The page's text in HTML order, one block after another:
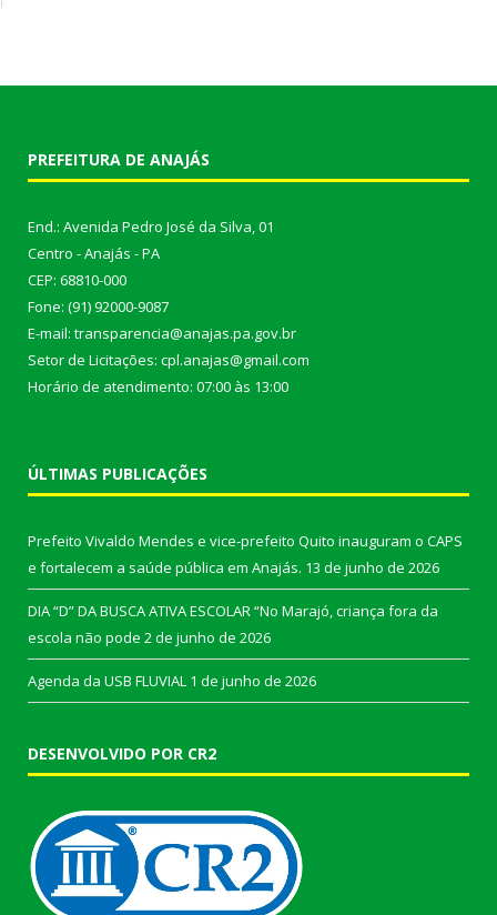
PREFEITURA DE ANAJÁS
End.: Avenida Pedro José da Silva, 01
Centro - Anajás - PA
CEP: 68810-000
Fone: (91) 92000-9087
E-mail: transparencia@anajas.pa.gov.br
Setor de Licitações: cpl.anajas@gmail.com
Horário de atendimento: 07:00 às 13:00
ÚLTIMAS PUBLICAÇÕES
Prefeito Vivaldo Mendes e vice-prefeito Quito inauguram o CAPS
e fortalecem a saúde pública em Anajás. 13 de junho de 2026
DIA “D” DA BUSCA ATIVA ESCOLAR “No Marajó, criança fora da
escola não pode 2 de junho de 2026
Agenda da USB FLUVIAL 1 de junho de 2026
DESENVOLVIDO POR CR2